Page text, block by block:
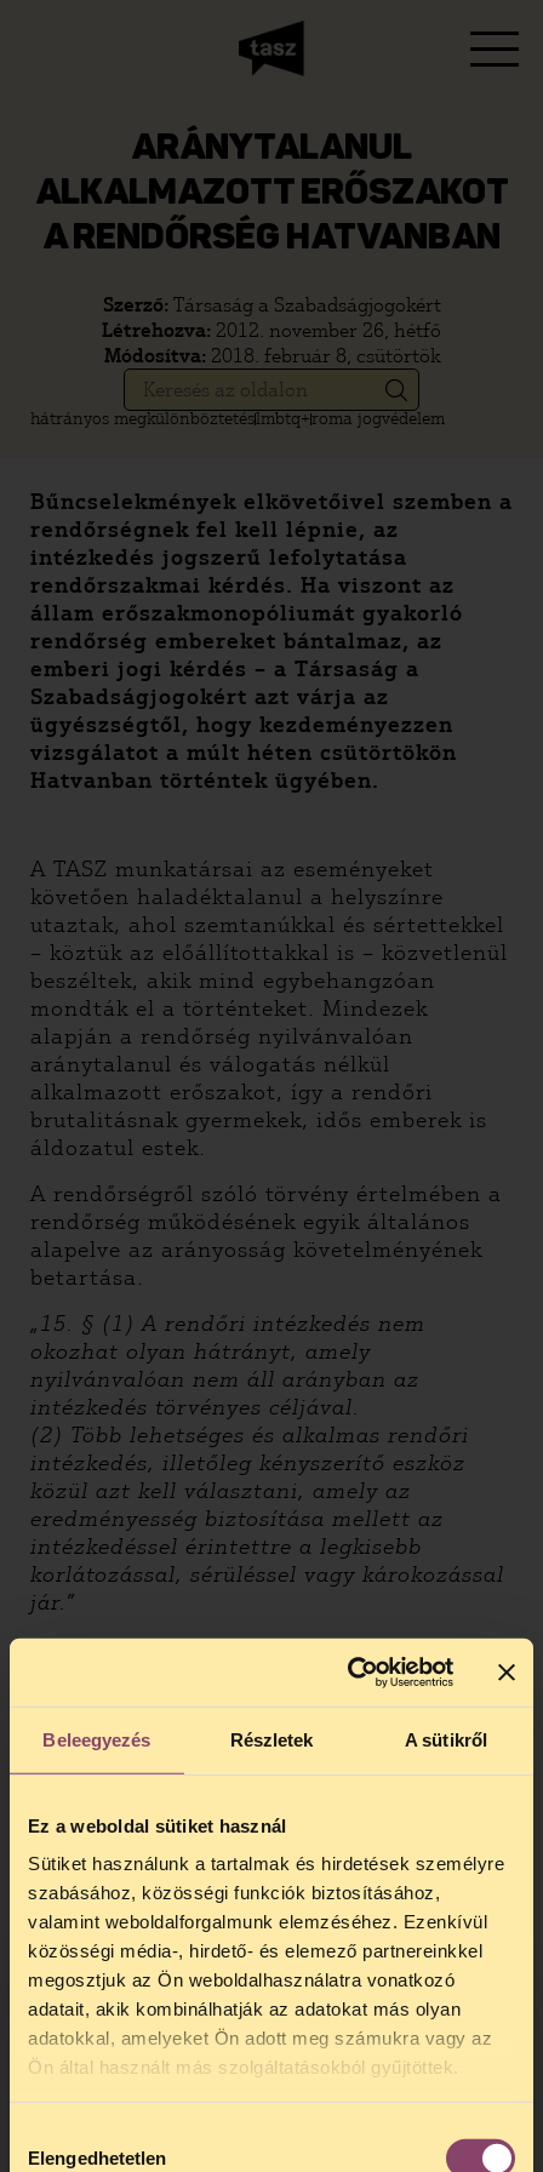
Beleegyezés Részletek A sütikről
Ez a weboldal sütiket használ
Sütiket használunk a tartalmak és hirdetések személyre
szabásához, közösségi funkciók biztosításához,
valamint weboldalforgalmunk elemzéséhez. Ezenkívül
közösségi média-, hirdető- és elemező partnereinkkel
megosztjuk az Ön weboldalhasználatra vonatkozó
adatait, akik kombinálhatják az adatokat más olyan
adatokkal, amelyeket Ön adott meg számukra vagy az
Ön által használt más szolgáltatásokból gyűjtöttek.
kiválasztása
Elengedhetetlen
ARÁNYTALANUL
ALKALMAZOTT ERŐSZAKOT
A RENDŐRSÉG HATVANBAN
Szerző: Társaság a Szabadságjogokért
Létrehozva: 2012. november 26, hétfő
Módosítva: 2018. február 8, csütörtök
hátrányos megkülönböztetéslmbtq+roma jogvédelem
Bűncselekmények elkövetőivel szemben a
rendőrségnek fel kell lépnie, az
intézkedés jogszerű lefolytatása
rendőrszakmai kérdés. Ha viszont az
állam erőszakmonopóliumát gyakorló
rendőrség embereket bántalmaz, az
emberi jogi kérdés – a Társaság a
Szabadságjogokért azt várja az
ügyészségtől, hogy kezdeményezzen
vizsgálatot a múlt héten csütörtökön
Hatvanban történtek ügyében.
A TASZ munkatársai az eseményeket
követően haladéktalanul a helyszínre
utaztak, ahol szemtanúkkal és sértettekkel
– köztük az előállítottakkal is – közvetlenül
beszéltek, akik mind egybehangzóan
mondták el a történteket. Mindezek
alapján a rendőrség nyilvánvalóan
aránytalanul és válogatás nélkül
alkalmazott erőszakot, így a rendőri
brutalitásnak gyermekek, idős emberek is
áldozatul estek.
A rendőrségről szóló törvény értelmében a
rendőrség működésének egyik általános
alapelve az arányosság követelményének
betartása.
„15. § (1) A rendőri intézkedés nem
okozhat olyan hátrányt, amely
nyilvánvalóan nem áll arányban az
intézkedés törvényes céljával.
(2) Több lehetséges és alkalmas rendőri
intézkedés, illetőleg kényszerítő eszköz
közül azt kell választani, amely az
eredményesség biztosítása mellett az
intézkedéssel érintettre a legkisebb
korlátozással, sérüléssel vagy károkozással
jár.”
azokban az ügyekben, ahol romákkal
szemben rendőri túlkapás történik, a
rendőrök ellen nem indul hivatalból
panaszt tesznek. A rendőri bántalmazás
hivatalból szokott eljárás indulni hivatalos
személy elleni erőszak vagy más
bűncselekmény miatt, ahogy az ebben az
esetben is történt.
Néhány hónapja a TASZ – közösen az
Európai Roma Jogok Központjával – egy
másik, hasonlóan súlyos rendőri
bántalmazásos ügyet vitt a strasbourgi
TELEFONOS JOGSEGÉLY
SZÜNET!
hogytelefonos jogsegélyünk július 27 és